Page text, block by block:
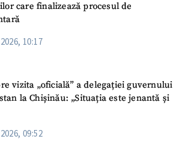
care finalizează procesul de
10:17
vizita „oficială” a delegației guvernului
la Chișinău: „Situația este jenantă și
09:52